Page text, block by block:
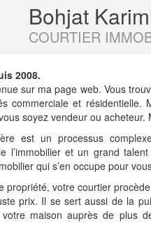
Bohjat
COURTIER
2008.
sur ma page web. Vous
commerciale et résidentielle.
soyez vendeur ou acheteur.
est un processus
l’immobilier et un grand
qui s’en occupe pour
propriété, votre courtier
prix. Il se sert aussi de la
maison auprès de plus